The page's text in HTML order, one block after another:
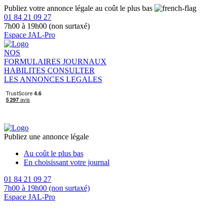
Publiez votre annonce légale au coût le plus bas
01 84 21 09 27
7h00 à 19h00 (non surtaxé)
Espace JAL-Pro
NOS
FORMULAIRES JOURNAUX
HABILITES CONSULTER
LES ANNONCES LEGALES
Publiez une annonce légale
Au coût le plus bas
En choisissant votre journal
01 84 21 09 27
7h00 à 19h00 (non surtaxé)
Espace JAL-Pro